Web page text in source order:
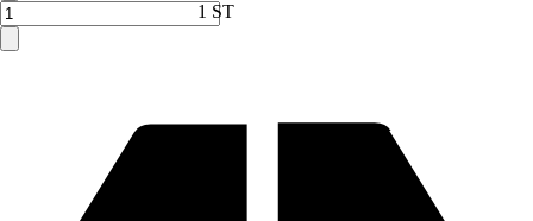
1 ST